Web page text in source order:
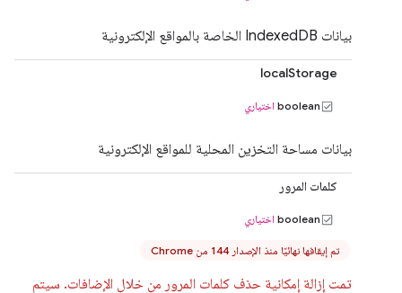
بيانات IndexedDB الخاصة بالمواقع الإلكترونية
localStorage
boolean اختياري
بيانات مساحة التخزين المحلية للمواقع الإلكترونية
كلمات المرور
boolean اختياري
تم إيقافها نهائيًا منذ الإصدار 144 من Chrome
تمت إزالة إمكانية حذف كلمات المرور من خلال الإضافات. سيتم